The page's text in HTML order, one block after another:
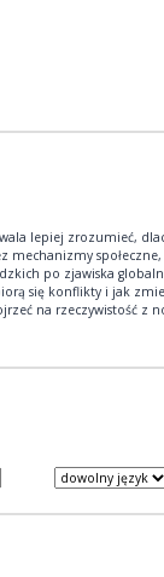
lepiej zrozumieć,
mechanizmy
po zjawiska
się konflikty i jak
na rzeczywistość z